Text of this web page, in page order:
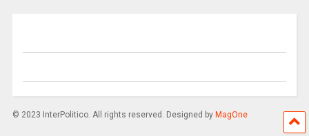
© 2023 InterPolitico. All rights reserved. Designed by MagOne